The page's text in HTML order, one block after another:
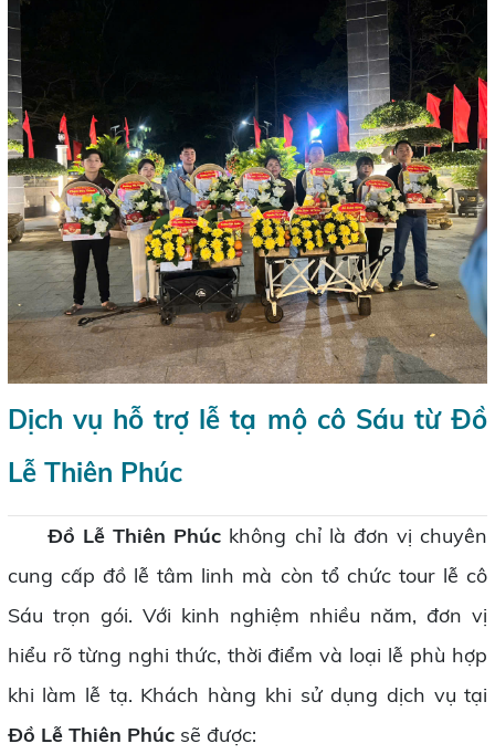
Dịch vụ hỗ trợ lễ tạ mộ cô Sáu từ Đồ
Lễ Thiên Phúc
Đồ Lễ Thiên Phúc không chỉ là đơn vị chuyên
cung cấp đồ lễ tâm linh mà còn tổ chức tour lễ cô
Sáu trọn gói. Với kinh nghiệm nhiều năm, đơn vị
hiểu rõ từng nghi thức, thời điểm và loại lễ phù hợp
khi làm lễ tạ. Khách hàng khi sử dụng dịch vụ tại
Đồ Lễ Thiên Phúcsẽ được: